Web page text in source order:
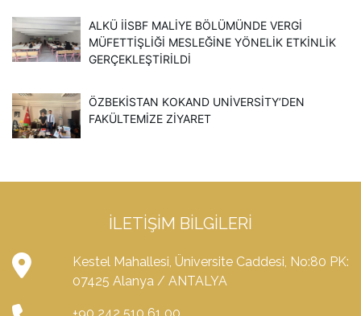
ALKÜ İİSBF MALIYE BÖLÜMÜNDE VERGI
MÜFETTIŞLIĞI MESLEĞINE YÖNELIK ETKINLIK
GERÇEKLEŞTIRILDI
ÖZBEKISTAN KOKAND UNIVERSITY’DEN
FAKÜLTEMIZE ZIYARET
İLETIŞIM BILGILERI
Kestel Mahallesi, Üniversite Caddesi, No:80 PK:
07425 Alanya / ANTALYA